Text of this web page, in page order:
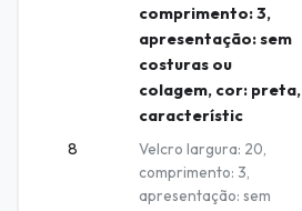
8
comprimento: 3,
apresentação: sem
costuras ou
colagem, cor: preta,
característic
Velcro largura: 20,
comprimento: 3,
apresentação: sem